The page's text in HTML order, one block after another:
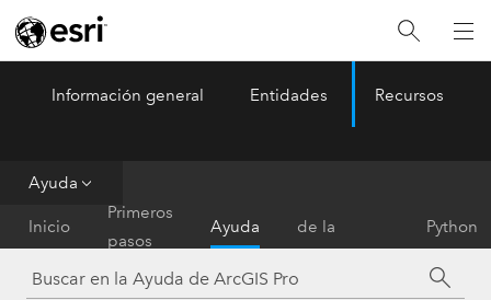
ArcGIS Pro Menu
Información general Entidades Recursos
Ayuda
Inicio
Primeros
pasos
Ayuda
de la
herramienta
Python